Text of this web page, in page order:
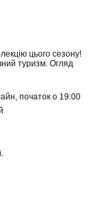
цього сезону!
туризм. Огляд
початок о 19:00